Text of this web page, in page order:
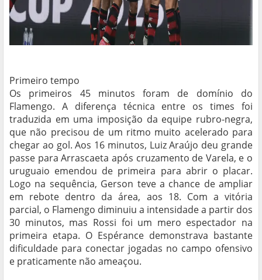
Primeiro tempo
Os primeiros 45 minutos foram de domínio do
Flamengo. A diferença técnica entre os times foi
traduzida em uma imposição da equipe rubro-negra,
que não precisou de um ritmo muito acelerado para
chegar ao gol. Aos 16 minutos, Luiz Araújo deu grande
passe para Arrascaeta após cruzamento de Varela, e o
uruguaio emendou de primeira para abrir o placar.
Logo na sequência, Gerson teve a chance de ampliar
em rebote dentro da área, aos 18. Com a vitória
parcial, o Flamengo diminuiu a intensidade a partir dos
30 minutos, mas Rossi foi um mero espectador na
primeira etapa. O Espérance demonstrava bastante
dificuldade para conectar jogadas no campo ofensivo
e praticamente não ameaçou.